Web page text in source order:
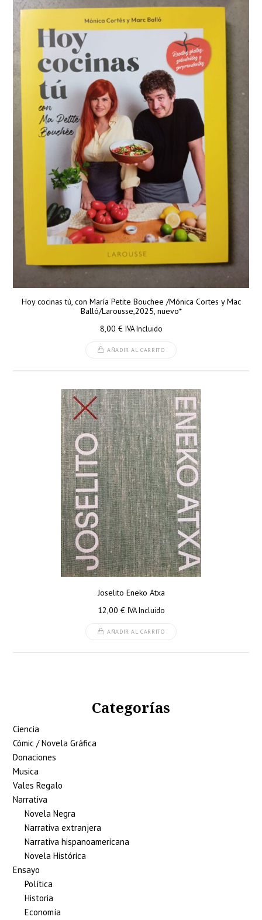
Hoy cocinas tú, con María Petite Bouchee /Mónica Cortes y Mac
Balló/Larousse,2025, nuevo*
8,00 € IVA Incluido
AÑADIR AL CARRITO
Joselito Eneko Atxa
12,00 € IVA Incluido
AÑADIR AL CARRITO
Categorías
Ciencia
Cómic / Novela Gráfica
Donaciones
Musica
Vales Regalo
Narrativa
Novela Negra
Narrativa extranjera
Narrativa hispanoamericana
Novela Histórica
Ensayo
Política
Historia
Economía